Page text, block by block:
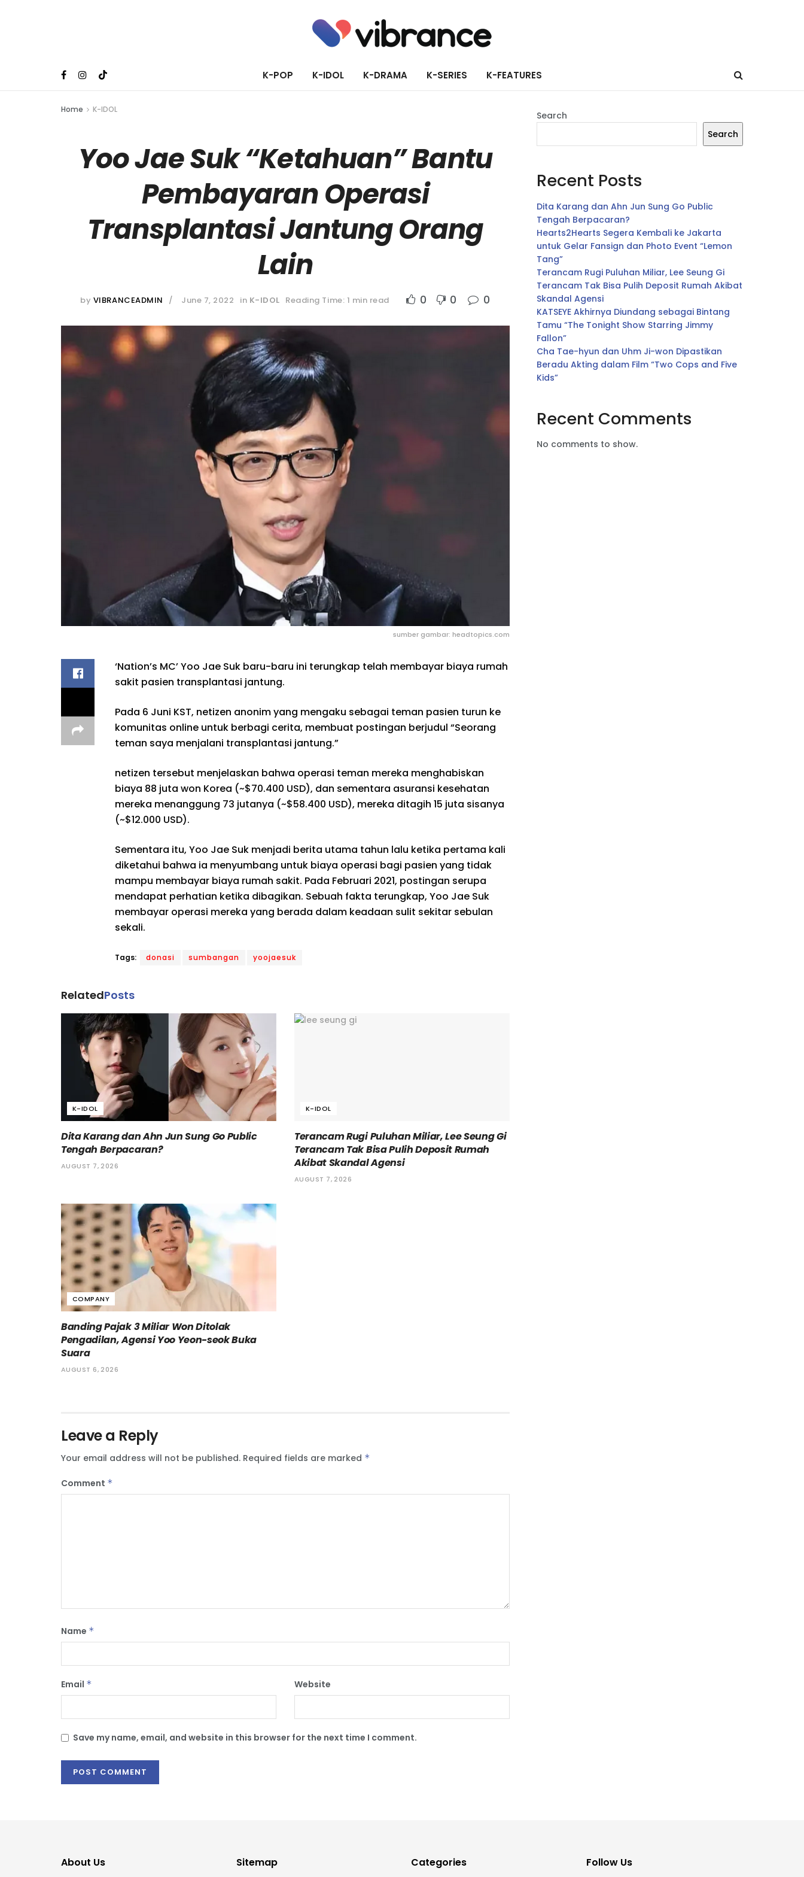
K-POP K-IDOL K-DRAMA K-SERIES K-FEATURES
Home K-IDOL
Yoo Jae Suk “Ketahuan” Bantu
Pembayaran Operasi
Transplantasi Jantung Orang
Lain
by VIBRANCEADMIN June 7, 2022 in K-IDOL Reading Time: 1 min read 0 0 0
sumber gambar: headtopics.com
‘Nation’s MC’ Yoo Jae Suk baru-baru ini terungkap telah membayar biaya rumah
sakit pasien transplantasi jantung.
Pada 6 Juni KST, netizen anonim yang mengaku sebagai teman pasien turun ke
komunitas online untuk berbagi cerita, membuat postingan berjudul “Seorang
teman saya menjalani transplantasi jantung.”
netizen tersebut menjelaskan bahwa operasi teman mereka menghabiskan
biaya 88 juta won Korea (~$70.400 USD), dan sementara asuransi kesehatan
mereka menanggung 73 jutanya (~$58.400 USD), mereka ditagih 15 juta sisanya
(~$12.000 USD).
Sementara itu, Yoo Jae Suk menjadi berita utama tahun lalu ketika pertama kali
diketahui bahwa ia menyumbang untuk biaya operasi bagi pasien yang tidak
mampu membayar biaya rumah sakit. Pada Februari 2021, postingan serupa
mendapat perhatian ketika dibagikan. Sebuah fakta terungkap, Yoo Jae Suk
membayar operasi mereka yang berada dalam keadaan sulit sekitar sebulan
sekali.
Tags: donasi sumbangan yoojaesuk
RelatedPosts
K-IDOL
Dita Karang dan Ahn Jun Sung Go Public
Tengah Berpacaran?
AUGUST 7, 2026
K-IDOL
Terancam Rugi Puluhan Miliar, Lee Seung Gi
Terancam Tak Bisa Pulih Deposit Rumah
Akibat Skandal Agensi
AUGUST 7, 2026
COMPANY
Banding Pajak 3 Miliar Won Ditolak
Pengadilan, Agensi Yoo Yeon-seok Buka
Suara
AUGUST 6, 2026
Leave a Reply
Your email address will not be published. Required fields are marked *
Comment *
Name *
Email * Website
Save my name, email, and website in this browser for the next time I comment.
Search
Search
Recent Posts
Dita Karang dan Ahn Jun Sung Go Public
Tengah Berpacaran?
Hearts2Hearts Segera Kembali ke Jakarta
untuk Gelar Fansign dan Photo Event “Lemon
Tang”
Terancam Rugi Puluhan Miliar, Lee Seung Gi
Terancam Tak Bisa Pulih Deposit Rumah Akibat
Skandal Agensi
KATSEYE Akhirnya Diundang sebagai Bintang
Tamu “The Tonight Show Starring Jimmy
Fallon”
Cha Tae-hyun dan Uhm Ji-won Dipastikan
Beradu Akting dalam Film “Two Cops and Five
Kids”
Recent Comments
No comments to show.
About Us Sitemap Categories Follow Us